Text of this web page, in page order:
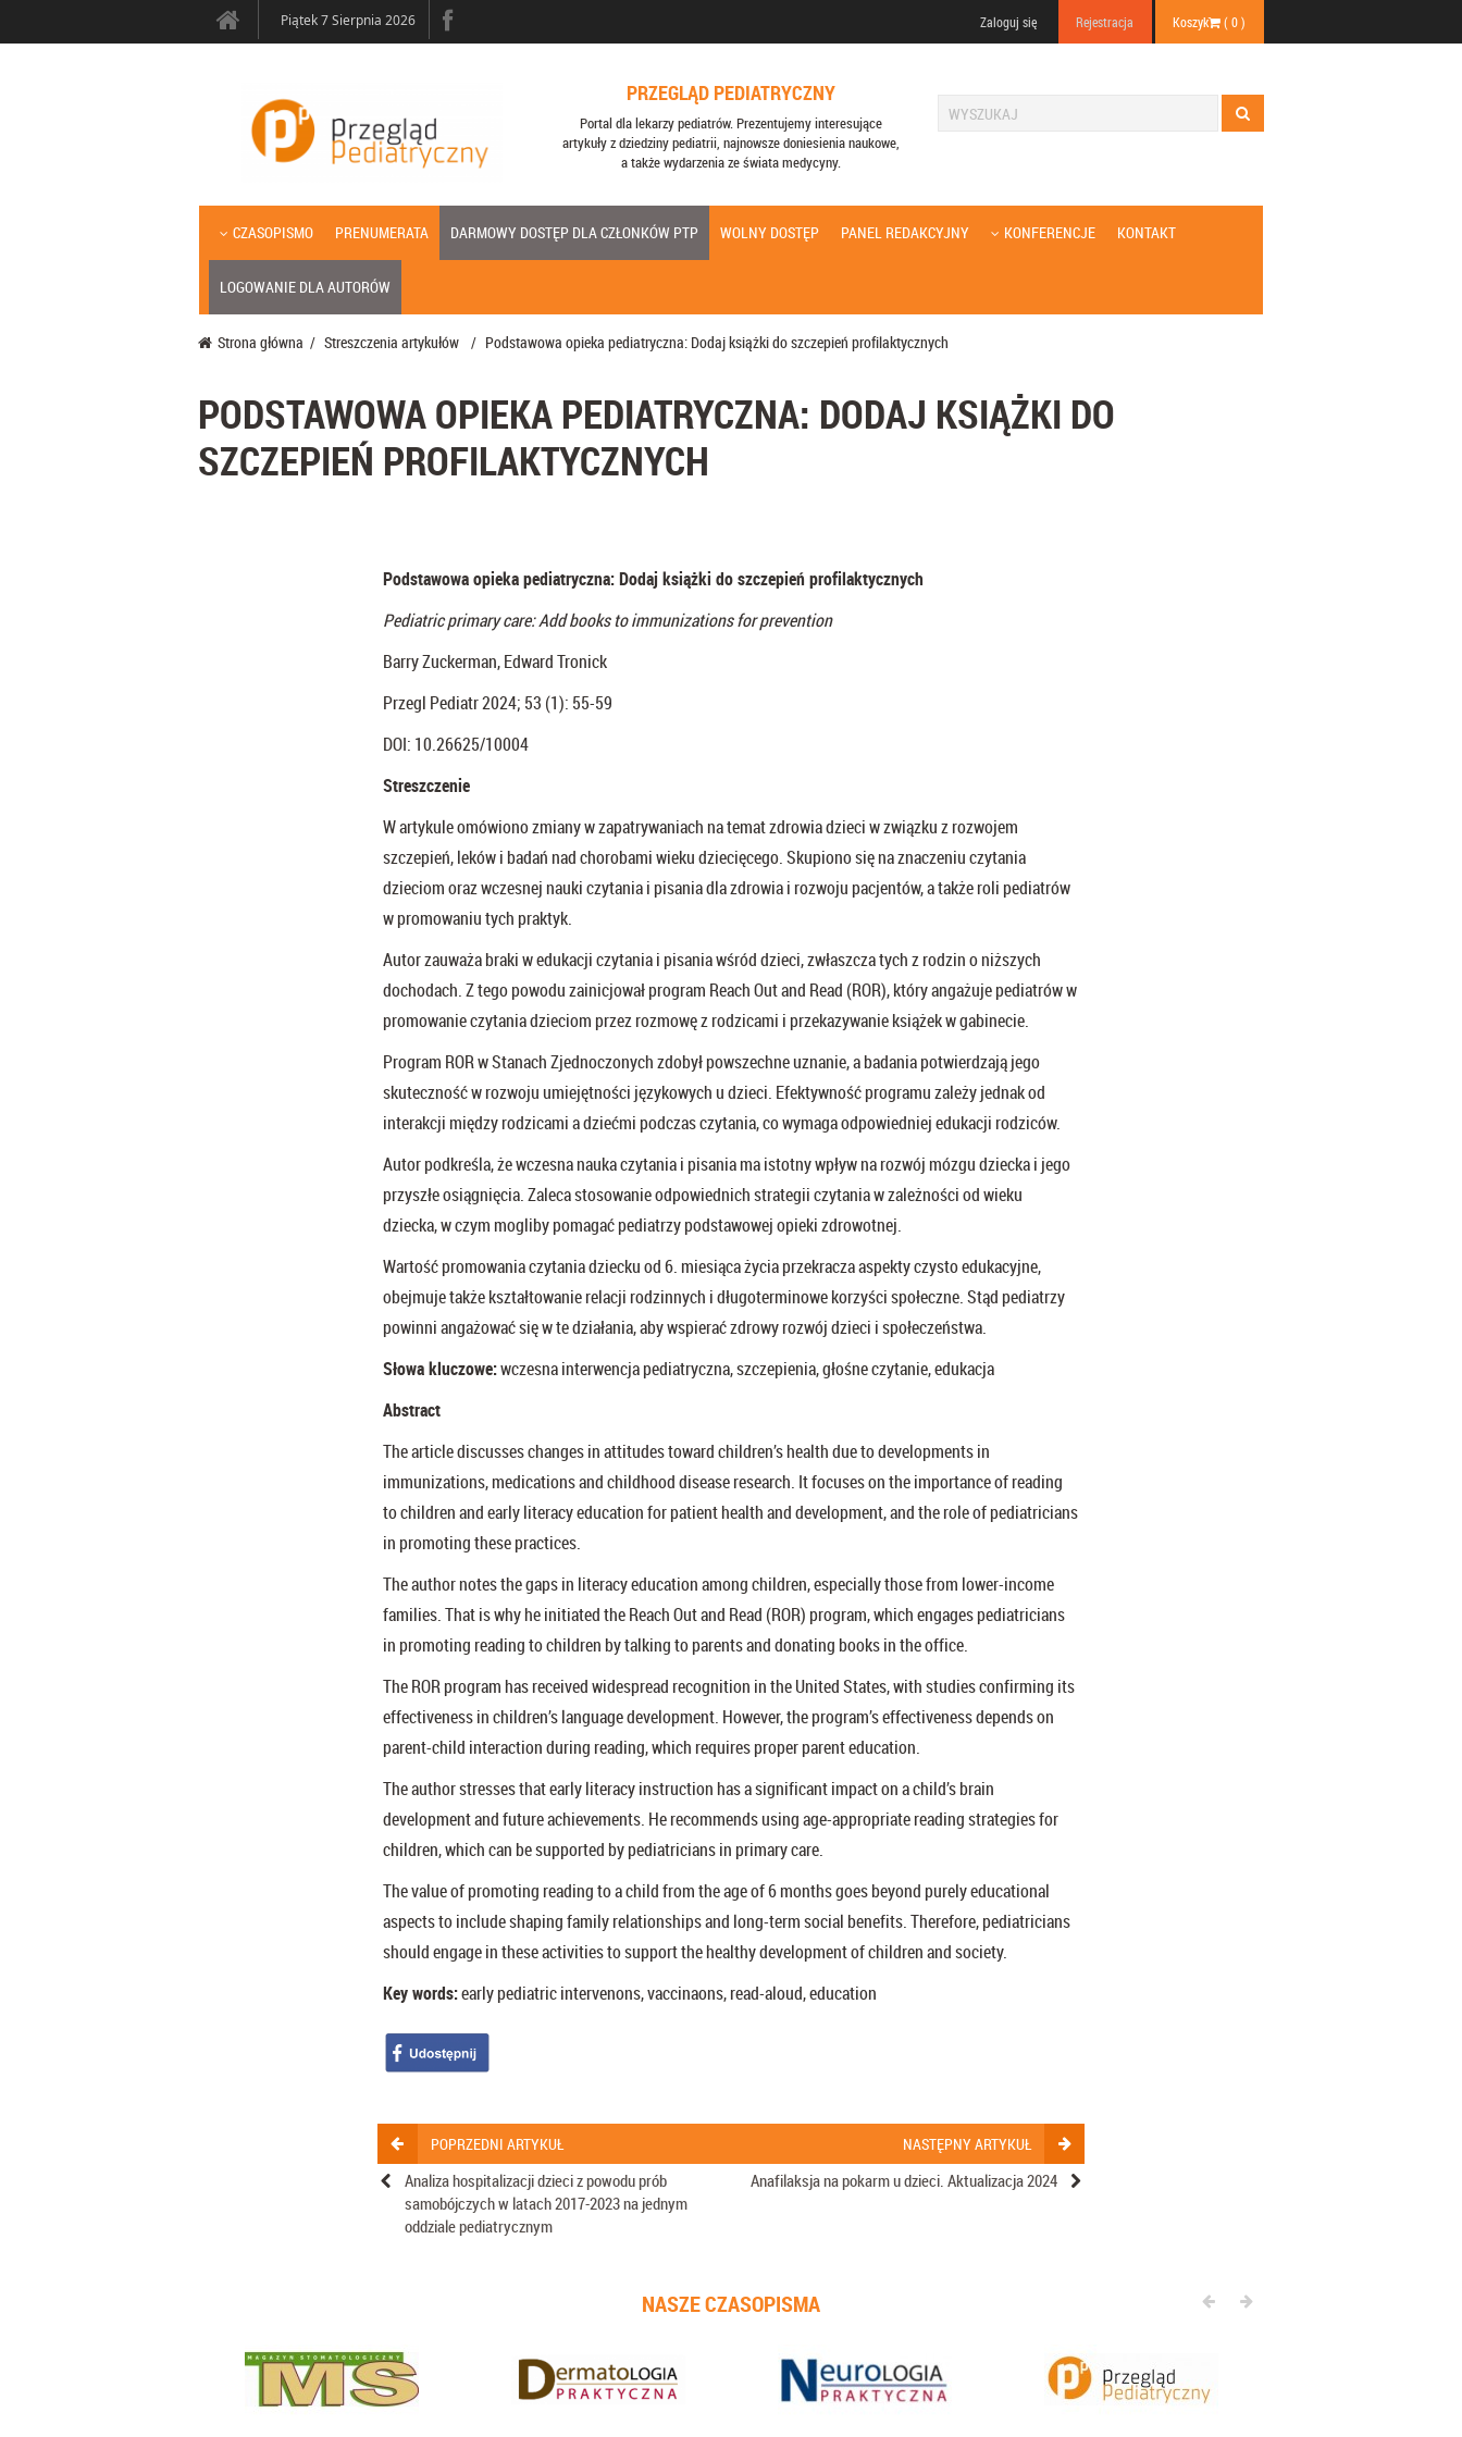
Piątek 7 Sierpnia 2026 Zaloguj się Rejestracja Koszyk (0)
PRZEGLĄD PEDIATRYCZNY
Portal dla lekarzy pediatrów. Prezentujemy interesujące
artykuły z dziedziny pediatrii, najnowsze doniesienia naukowe,
a także wydarzenia ze świata medycyny.
CZASOPISMO PRENUMERATA DARMOWY DOSTĘP DLA CZŁONKÓW PTP WOLNY DOSTĘP PANEL REDAKCYJNY KONFERENCJE KONTAKT
LOGOWANIE DLA AUTORÓW
Strona główna / Streszczenia artykułów / Podstawowa opieka pediatryczna: Dodaj książki do szczepień profilaktycznych
PODSTAWOWA OPIEKA PEDIATRYCZNA: DODAJ KSIĄŻKI DO
SZCZEPIEŃ PROFILAKTYCZNYCH
Podstawowa opieka pediatryczna: Dodaj książki do szczepień profilaktycznych
Pediatric primary care: Add books to immunizations for prevention
Barry Zuckerman, Edward Tronick
Przegl Pediatr 2024; 53 (1): 55-59
DOI: 10.26625/10004
Streszczenie
W artykule omówiono zmiany w zapatrywaniach na temat zdrowia dzieci w związku z rozwojem
szczepień, leków i badań nad chorobami wieku dziecięcego. Skupiono się na znaczeniu czytania
dzieciom oraz wczesnej nauki czytania i pisania dla zdrowia i rozwoju pacjentów, a także roli pediatrów
w promowaniu tych praktyk.
Autor zauważa braki w edukacji czytania i pisania wśród dzieci, zwłaszcza tych z rodzin o niższych
dochodach. Z tego powodu zainicjował program Reach Out and Read (ROR), który angażuje pediatrów w
promowanie czytania dzieciom przez rozmowę z rodzicami i przekazywanie książek w gabinecie.
Program ROR w Stanach Zjednoczonych zdobył powszechne uznanie, a badania potwierdzają jego
skuteczność w rozwoju umiejętności językowych u dzieci. Efektywność programu zależy jednak od
interakcji między rodzicami a dziećmi podczas czytania, co wymaga odpowiedniej edukacji rodziców.
Autor podkreśla, że wczesna nauka czytania i pisania ma istotny wpływ na rozwój mózgu dziecka i jego
przyszłe osiągnięcia. Zaleca stosowanie odpowiednich strategii czytania w zależności od wieku
dziecka, w czym mogliby pomagać pediatrzy podstawowej opieki zdrowotnej.
Wartość promowania czytania dziecku od 6. miesiąca życia przekracza aspekty czysto edukacyjne,
obejmuje także kształtowanie relacji rodzinnych i długoterminowe korzyści społeczne. Stąd pediatrzy
powinni angażować się w te działania, aby wspierać zdrowy rozwój dzieci i społeczeństwa.
Słowa kluczowe:wczesna interwencja pediatryczna, szczepienia, głośne czytanie, edukacja
Abstract
The article discusses changes in attitudes toward children’s health due to developments in
immunizations, medications and childhood disease research. It focuses on the importance of reading
to children and early literacy education for patient health and development, and the role of pediatricians
in promoting these practices.
The author notes the gaps in literacy education among children, especially those from lower-income
families. That is why he initiated the Reach Out and Read (ROR) program, which engages pediatricians
in promoting reading to children by talking to parents and donating books in the office.
The ROR program has received widespread recognition in the United States, with studies confirming its
effectiveness in children’s language development. However, the program’s effectiveness depends on
parent-child interaction during reading, which requires proper parent education.
The author stresses that early literacy instruction has a significant impact on a child’s brain
development and future achievements. He recommends using age-appropriate reading strategies for
children, which can be supported by pediatricians in primary care.
The value of promoting reading to a child from the age of 6 months goes beyond purely educational
aspects to include shaping family relationships and long-term social benefits. Therefore, pediatricians
should engage in these activities to support the healthy development of children and society.
Key words:early pediatric intervenons, vaccinaons, read-aloud, education
POPRZEDNI ARTYKUŁ NASTĘPNY ARTYKUŁ
Analiza hospitalizacji dzieci z powodu prób
samobójczych w latach 2017-2023 na jednym
oddziale pediatrycznym
Anafilaksja na pokarm u dzieci. Aktualizacja 2024
NASZE CZASOPISMA